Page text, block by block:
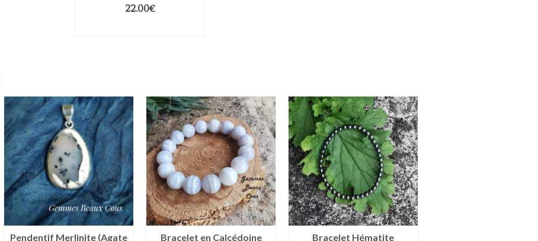
22.00€
Pendentif Merlinite (Agate Bracelet en Calcédoine Bracelet Hématite